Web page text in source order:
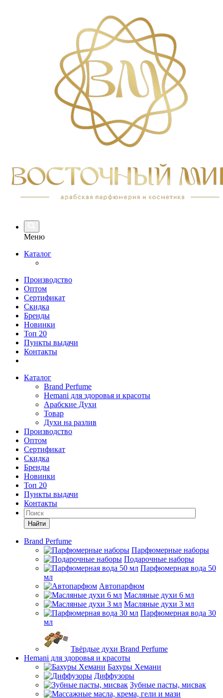
Меню
Каталог
Производство
Оптом
Сертификат
Скидка
Бренды
Новинки
Топ 20
Пункты выдачи
Контакты
Каталог
Brand Perfume
Hemani для здоровья и красоты
Арабские Духи
Товар
Духи на разлив
Производство
Оптом
Сертификат
Скидка
Бренды
Новинки
Топ 20
Пункты выдачи
Контакты
Найти
Brand Perfume
Парфюмерные наборы
Подарочные наборы
Парфюмерная вода 50
мл
Автопарфюм
Масляные духи 6 мл
Масляные духи 3 мл
Парфюмерная вода 30
мл
Твёрдые духи Brand Perfume
Hemani для здоровья и красоты
Бахуры Хемани
Диффузоры
Зубные пасты, мисвак